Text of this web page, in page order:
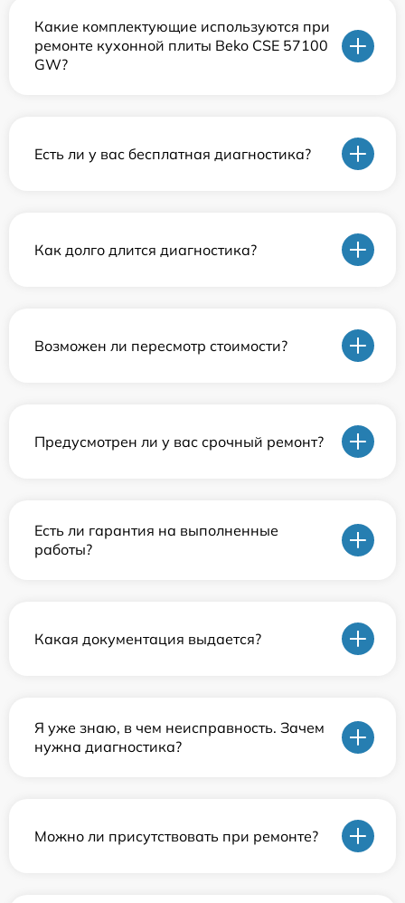
Какие комплектующие используются при
ремонте кухонной плиты Beko CSE 57100
GW?
Есть ли у вас бесплатная диагностика?
Как долго длится диагностика?
Возможен ли пересмотр стоимости?
Предусмотрен ли у вас срочный ремонт?
Есть ли гарантия на выполненные
работы?
Какая документация выдается?
Я уже знаю, в чем неисправность. Зачем
нужна диагностика?
Можно ли присутствовать при ремонте?